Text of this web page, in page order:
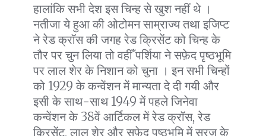
हालांकि सभी देश इस चिन्ह से खुश नहीं थे ।
नतीजा ये हुआ की ओटोमन साम्राज्य तथा इजिप्ट
ने रेड क्रॉस की जगह रेड क्रिसेंट को चिन्ह के
तौर पर चुन लिया तो वहीँ पर्शिया ने सफ़ेद पृष्ठभूमि
पर लाल शेर के निशान को चुना । इन सभी चिन्हों
को 1929 के कन्वेंशन में मान्यता दे दी गयी और
इसी के साथ-साथ 1949 में पहले जिनेवा
कन्वेंशन के 38वें आर्टिकल में रेड क्रॉस, रेड
क्रिसेंट, लाल शेर और सफ़ेद पृष्ठभूमि में सूरज के